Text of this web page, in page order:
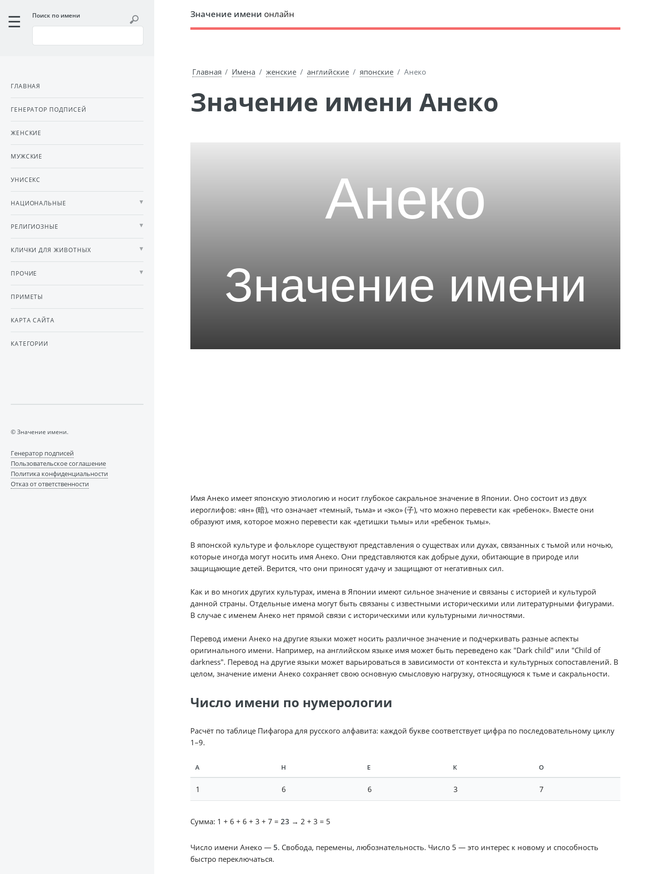
Значение имени онлайн
Главная Имена женские английские японские Анеко
Значение имени Анеко
Имя Анеко имеет японскую этиологию и носит глубокое сакральное значение в Японии. Оно состоит из двух
иероглифов: «ян» (暗), что означает «темный, тьма» и «эко» (子), что можно перевести как «ребенок». Вместе они
образуют имя, которое можно перевести как «детишки тьмы» или «ребенок тьмы».
В японской культуре и фольклоре существуют представления о существах или духах, связанных с тьмой или ночью,
которые иногда могут носить имя Анеко. Они представляются как добрые духи, обитающие в природе или
защищающие детей. Верится, что они приносят удачу и защищают от негативных сил.
Как и во многих других культурах, имена в Японии имеют сильное значение и связаны с историей и культурой
данной страны. Отдельные имена могут быть связаны с известными историческими или литературными фигурами.
В случае с именем Анеко нет прямой связи с историческими или культурными личностями.
Перевод имени Анеко на другие языки может носить различное значение и подчеркивать разные аспекты
оригинального имени. Например, на английском языке имя может быть переведено как "Dark child" или "Child of
darkness". Перевод на другие языки может варьироваться в зависимости от контекста и культурных сопоставлений. В
целом, значение имени Анеко сохраняет свою основную смысловую нагрузку, относящуюся к тьме и сакральности.
Число имени по нумерологии
Расчёт по таблице Пифагора для русского алфавита: каждой букве соответствует цифра по последовательному циклу
1–9.
А Н Е К О
1 6 6 3 7
Сумма: 1 + 6 + 6 + 3 + 7 = 23 → 2 + 3 = 5
Число имени Анеко — 5. Свобода, перемены, любознательность. Число 5 — это интерес к новому и способность
быстро переключаться.
Поиск по имени
ГЛАВНАЯ
ГЕНЕРАТОР ПОДПИСЕЙ
ЖЕНСКИЕ
МУЖСКИЕ
УНИСЕКС
НАЦИОНАЛЬНЫЕ
РЕЛИГИОЗНЫЕ
КЛИЧКИ ДЛЯ ЖИВОТНЫХ
ПРОЧИЕ
ПРИМЕТЫ
КАРТА САЙТА
КАТЕГОРИИ
© Значение имени.
Генератор подписей
Пользовательское соглашение
Политика конфиденциальности
Отказ от ответственности